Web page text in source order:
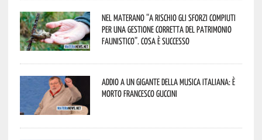
Nel materano “a rischio gli sforzi compiuti
per una gestione corretta del patrimonio
faunistico”. Cosa è successo
Addio a un gigante della musica italiana: è
morto Francesco Guccini